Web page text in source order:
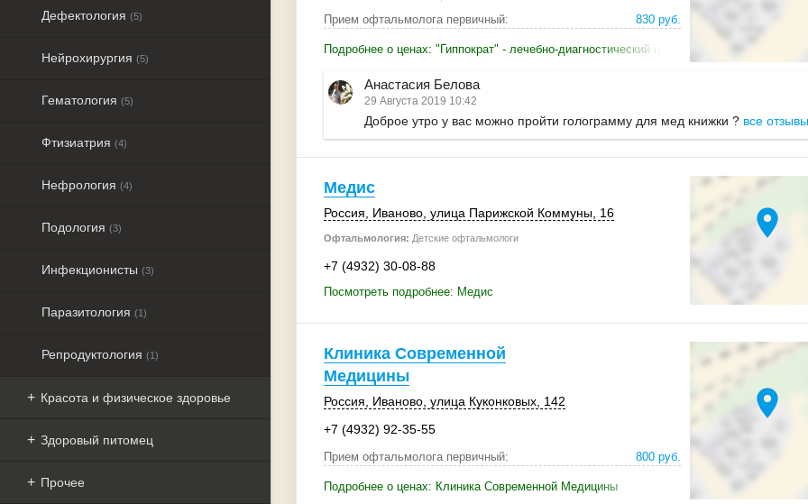
Дефектология (5)
Нейрохирургия (5)
Гематология (5)
Фтизиатрия (4)
Нефрология (4)
Подология (3)
Инфекционисты (3)
Паразитология (1)
Репродуктология (1)
Красота и физическое здоровье
Здоровый питомец
Прочее
Прием офтальмолога первичный: 830 руб.
Подробнее о ценах: "Гиппократ" - лечебно-диагностический центр
Анастасия Белова
29 Августа 2019 10:42
Доброе утро у вас можно пройти голограмму для мед книжки ? все отзывы
Медис
Россия Иваново, улица Парижской Коммуны, 16
Офтальмология: Детские офтальмологи
+7 (4932) 30-08-88
Посмотреть подробнее: Медис
location_on
Клиника Современной
Медицины
Россия Иваново, улица Куконковых, 142
+7 (4932) 92-35-55
Прием офтальмолога первичный: 800 руб.
Подробнее о ценах: Клиника Современной Медицины
location_on